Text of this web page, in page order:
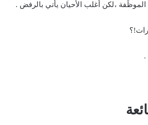
،لكن أغلب الأحيان يأتي بالرفض .
.